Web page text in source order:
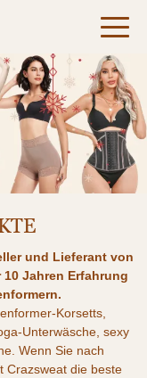
und Lieferant von
Jahren Erfahrung
Korsetts,
Unterwäsche, sexy
Wenn Sie nach
Crazsweat die beste